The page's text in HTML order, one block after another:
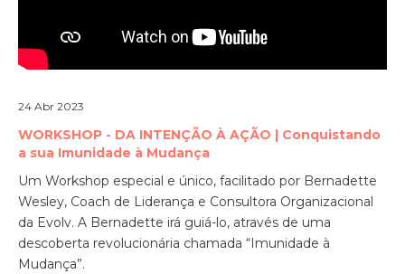
24 Abr 2023
WORKSHOP - DA INTENÇÃO À AÇÃO | Conquistando
a sua Imunidade à Mudança
Um Workshop especial e único, facilitado por Bernadette
Wesley, Coach de Liderança e Consultora Organizacional
da Evolv. A Bernadette irá guiá-lo, através de uma
descoberta revolucionária chamada “Imunidade à
Mudança”.